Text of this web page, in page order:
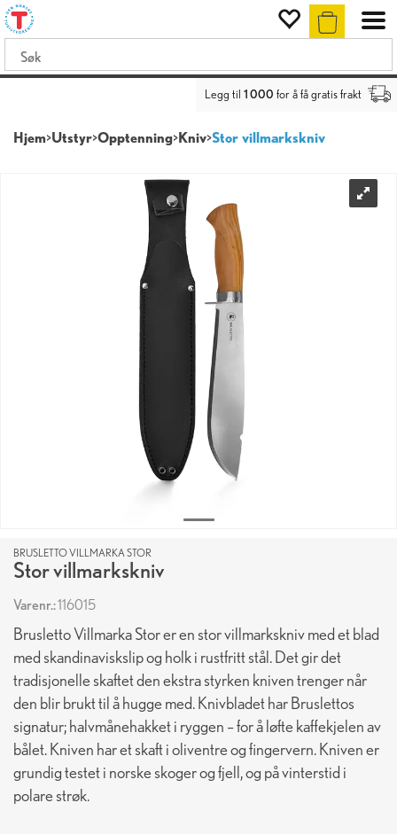
Legg til 1 000 for å få gratis frakt
Hjem>Utstyr>Opptenning>Kniv>Stor villmarkskniv
BRUSLETTO VILLMARKA STOR
Stor villmarkskniv
Varenr.:116015
Brusletto Villmarka Stor er en stor villmarkskniv med et blad
med skandinaviskslip og holk i rustfritt stål. Det gir det
tradisjonelle skaftet den ekstra styrken kniven trenger når
den blir brukt til å hugge med. Knivbladet har Bruslettos
signatur; halvmånehakket i ryggen – for å løfte kaffekjelen av
bålet. Kniven har et skaft i oliventre og fingervern. Kniven er
grundig testet i norske skoger og fjell, og på vinterstid i
polare strøk.